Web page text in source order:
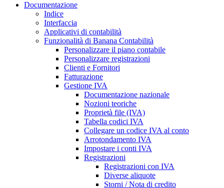
Documentazione
Indice
Interfaccia
Applicativi di contabilità
Funzionalità di Banana Contabilità
Personalizzare il piano contabile
Personalizzare registrazioni
Clienti e Fornitori
Fatturazione
Gestione IVA
Documentazione nazionale
Nozioni teoriche
Proprietà file (IVA)
Tabella codici IVA
Collegare un codice IVA al conto
Arrotondamento IVA
Impostare i conti IVA
Registrazioni
Registrazioni con IVA
Diverse aliquote
Storni / Nota di credito